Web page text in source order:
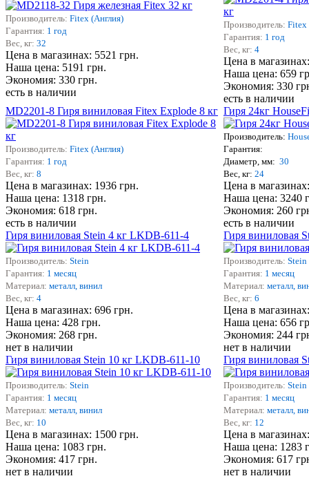
Производитель: Fitex (Англия)
Гарантия: 1 год
Вес, кг: 32
Цена в магазинах: 5521 грн.
Наша цена: 5191 грн.
Экономия: 330 грн.
есть в наличии
Производитель: Fitex
Гарантия: 1 год
Вес, кг: 4
Цена в
Наша цена: 659
Экономия: 330
есть в наличии
MD2201-8 Гиря виниловая Fitex Explode 8 кг
Производитель: Fitex (Англия)
Гарантия: 1 год
Вес, кг: 8
Цена в магазинах: 1936 грн.
Наша цена: 1318 грн.
Экономия: 618 грн.
есть в наличии
Гиря 24кг
Производитель:
Гарантия:
Диаметр, мм: 30
Вес, кг: 24
Цена в
Наша цена: 3240
Экономия: 260
есть в наличии
Гиря виниловая Stein 4 кг LKDB-611-4
Производитель: Stein
Гарантия: 1 месяц
Материал: металл, винил
Вес, кг: 4
Цена в магазинах: 696 грн.
Наша цена: 428 грн.
Экономия: 268 грн.
нет в наличии
Гиря виниловая
Производитель: Stein
Гарантия: 1 месяц
Материал: металл,
Вес, кг: 6
Цена в
Наша цена: 656
Экономия: 244
нет в наличии
Гиря виниловая Stein 10 кг LKDB-611-10
Производитель: Stein
Гарантия: 1 месяц
Материал: металл, винил
Вес, кг: 10
Цена в магазинах: 1500 грн.
Наша цена: 1083 грн.
Экономия: 417 грн.
нет в наличии
Гиря виниловая
Производитель: Stein
Гарантия: 1 месяц
Материал: металл,
Вес, кг: 12
Цена в
Наша цена: 1283
Экономия: 617
нет в наличии